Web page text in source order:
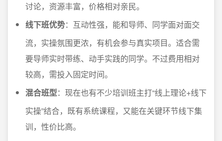
讨论，资源丰富，价格相对亲民。
线下班优势：互动性强，能和导师、同学面对面交
流，实操氛围更浓，有机会参与真实项目。适合需
要导师实时带练、动手实践的同学。不过费用相对
较高，需投入固定时间。
混合班型：现在也有不少培训班主打“线上理论+线下
实操”结合，既有系统课程，又能在关键环节线下集
训，性价比高。